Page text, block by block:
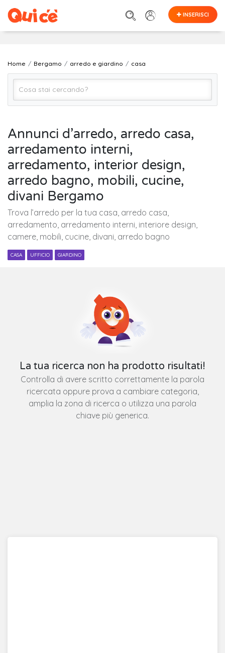
INSERISCI
Home Bergamo arredo e giardino casa
Bergamo
Cerca
Annunci d’arredo, arredo casa,
arredamento interni,
arredamento, interior design,
arredo bagno, mobili, cucine,
divani Bergamo
Trova l’arredo per la tua casa, arredo casa,
arredamento, arredamento interni, interiore design,
camere, mobili, cucine, divani, arredo bagno
CASA UFFICIO GIARDINO
La tua ricerca non ha prodotto risultati!
Controlla di avere scritto correttamente la parola
ricercata oppure prova a cambiare categoria,
amplia la zona di ricerca o utilizza una parola
chiave più generica.